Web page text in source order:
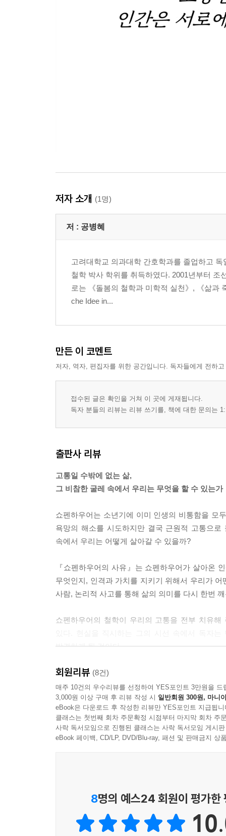
저자 소개 (1명)
저 : 공병혜
고려대학교 의과대학 간호학과를 졸업하고
철학 박사 학위를 취득하였다. 2001년부터
로는 《돌봄의 철학과 미학적 실천》, 《삶과
che Idee in...
만든 이 코멘트
저자, 역자, 편집자를 위한 공간입니다. 독자들에게 전하
접수된 글은 확인을 거쳐 이 곳에 게재됩니다.
독자 분들의 리뷰는 리뷰 쓰기를, 책에 대한 문의는
출판사 리뷰
고통일 수밖에 없는 삶,
그 비참한 굴레 속에서 우리는 무엇을 할 수 있는가
쇼펜하우어는 소년기에 이미 인생의 비통함을 모
욕망의 해소를 시도하지만 결국 근원적 고통으
속에서 우리는 어떻게 살아갈 수 있을까?
『쇼펜하우어의 사유』는 쇼펜하우어가 살아온
무엇인지, 인격과 가치를 지키기 위해서 우리가
사람, 논리적 사고를 통해 삶의 의미를 다시 한번
쇼펜하우어의 철학이 우리의 고통을 전부 치유
발견하게 될 것이다.
회원리뷰 (8건)
매주 10건의 우수리뷰를 선정하여 YES포인트 3만원을 드
3,000원 이상 구매 후 리뷰 작성 시 일반회원 300원, 마니
eBook은 다운로드 후 작성한 리뷰만 YES포인트 지급됩니
클래스는 첫번째 회차 주문확정 시점부터 마지막 회차 주
사락 독서모임으로 진행된 클래스는 사락 독서모임 게시
eBook 페이백, CD/LP, DVD/Blu-ray, 패션 및 판매금지 상
8명의 예스24 회원이 평가한